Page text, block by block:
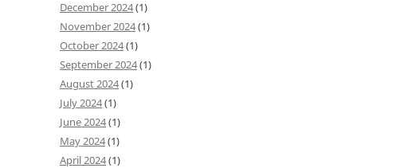
December 2024(1)
November 2024(1)
October 2024(1)
September 2024(1)
August 2024(1)
July 2024(1)
June 2024(1)
May 2024(1)
April 2024(1)